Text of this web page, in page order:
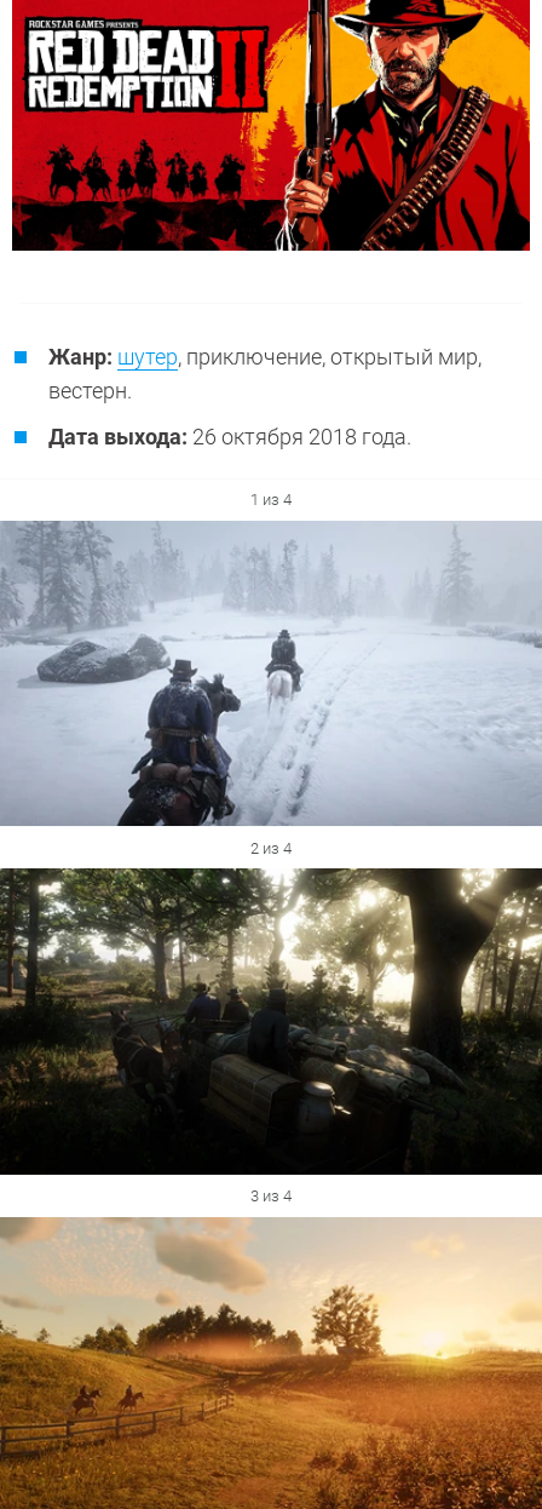
Жанр: шутер, приключение, открытый мир,
вестерн.
Дата выхода: 26 октября 2018 года.
1 из 4
2 из 4
3 из 4